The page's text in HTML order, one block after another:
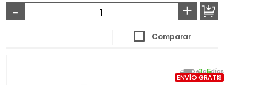
- +
Comparar
De3a5días
ENVÍO GRATIS